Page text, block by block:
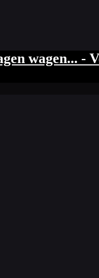
wagen... -